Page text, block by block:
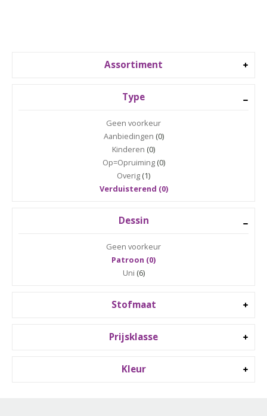
Assortiment
Type
Geen voorkeur
Aanbiedingen (0)
Kinderen (0)
Op=Opruiming(0)
Overig (1)
Verduisterend (0)
Dessin
Geen voorkeur
Patroon (0)
Uni (6)
Stofmaat
Prijsklasse
Kleur